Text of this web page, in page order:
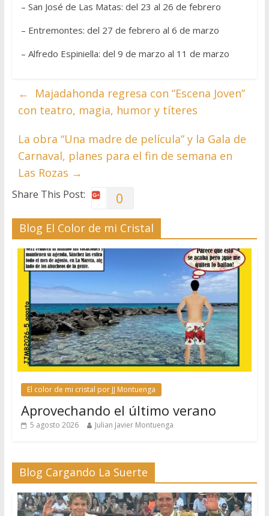
– San José de Las Matas: del 23 al 26 de febrero
– Entremontes: del 27 de febrero al 6 de marzo
– Alfredo Espiniella: del 9 de marzo al 11 de marzo
←
Majadahonda regresa con “Escena Joven”
con teatro, magia, humor y títeres
La obra “Una madre de película” y la Gala de
Carnaval, planes para el fin de semana en
Las Rozas →
Share This Post: 0
Blog El Color de mi Cristal
El color de mi cristal por JJ Montuenga
Aprovechando el último verano
5 agosto 2026 Julian Javier Montuenga
Blog Cargando La Suerte